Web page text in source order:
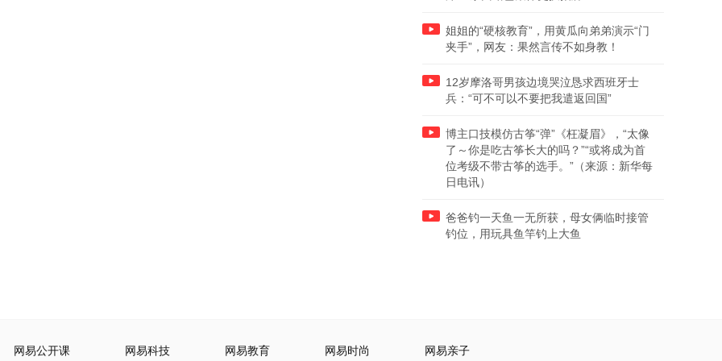
姐姐的“硬核教育”，用黄瓜向弟弟演示“门
夹手”，网友：果然言传不如身教！
12岁摩洛哥男孩边境哭泣恳求西班牙士
兵：“可不可以不要把我遣返回国”
博主口技模仿古筝“弹”《枉凝眉》，“太像
了～你是吃古筝长大的吗？”“或将成为首
位考级不带古筝的选手。”（来源：新华每
日电讯）
爸爸钓一天鱼一无所获，母女俩临时接管
钓位，用玩具鱼竿钓上大鱼
网易公开课 网易科技 网易教育 网易时尚 网易亲子